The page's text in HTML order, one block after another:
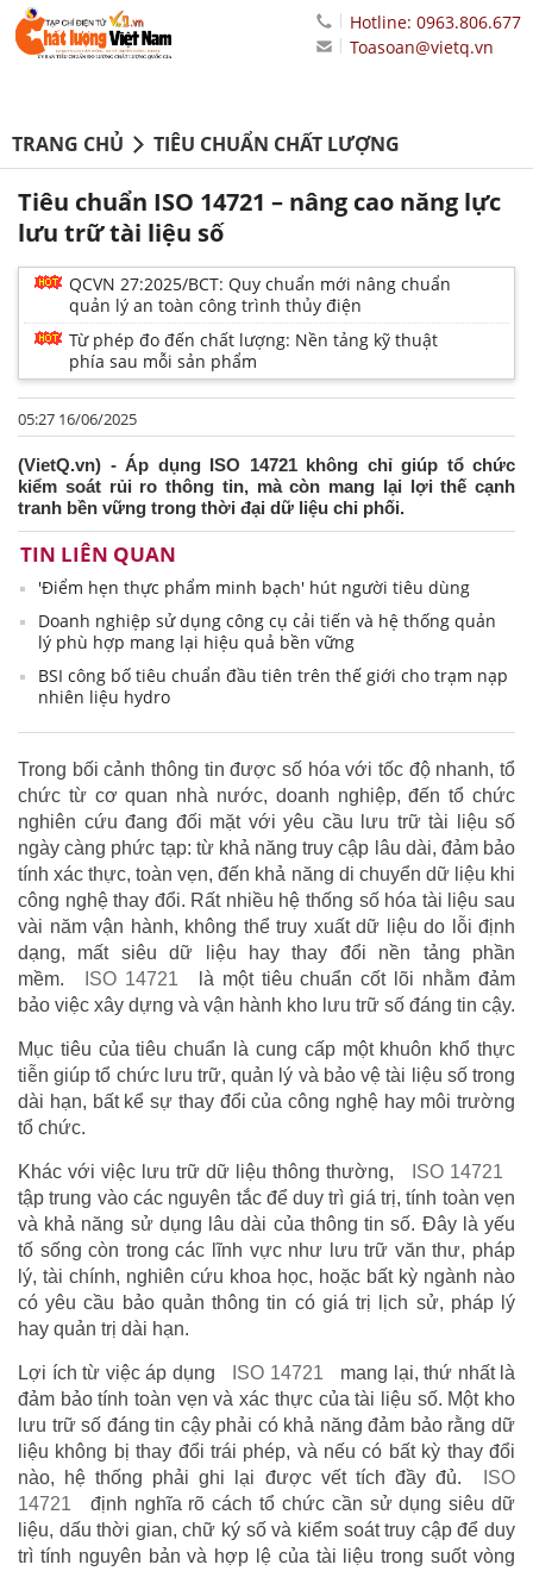
Hotline: 0963.806.677
Toasoan@vietq.vn
TRANG CHỦ TIÊU CHUẨN CHẤT LƯỢNG
Tiêu chuẩn ISO 14721 – nâng cao năng lực
lưu trữ tài liệu số
QCVN 27:2025/BCT: Quy chuẩn mới nâng chuẩn
quản lý an toàn công trình thủy điện
Từ phép đo đến chất lượng: Nền tảng kỹ thuật
phía sau mỗi sản phẩm
05:27 16/06/2025
(VietQ.vn) - Áp dụng ISO 14721 không chỉ giúp tổ chức
kiểm soát rủi ro thông tin, mà còn mang lại lợi thế cạnh
tranh bền vững trong thời đại dữ liệu chi phối.
TIN LIÊN QUAN
'Điểm hẹn thực phẩm minh bạch' hút người tiêu dùng
Doanh nghiệp sử dụng công cụ cải tiến và hệ thống quản
lý phù hợp mang lại hiệu quả bền vững
BSI công bố tiêu chuẩn đầu tiên trên thế giới cho trạm nạp
nhiên liệu hydro
Trong bối cảnh thông tin được số hóa với tốc độ nhanh, tổ
chức từ cơ quan nhà nước, doanh nghiệp, đến tổ chức
nghiên cứu đang đối mặt với yêu cầu lưu trữ tài liệu số
ngày càng phức tạp: từ khả năng truy cập lâu dài, đảm bảo
tính xác thực, toàn vẹn, đến khả năng di chuyển dữ liệu khi
công nghệ thay đổi. Rất nhiều hệ thống số hóa tài liệu sau
vài năm vận hành, không thể truy xuất dữ liệu do lỗi định
dạng, mất siêu dữ liệu hay thay đổi nền tảng phần
mềm.
ISO 14721
là một tiêu chuẩn cốt lõi nhằm đảm
bảo việc xây dựng và vận hành kho lưu trữ số đáng tin cậy.
Mục tiêu của tiêu chuẩn là cung cấp một khuôn khổ thực
tiễn giúp tổ chức lưu trữ, quản lý và bảo vệ tài liệu số trong
dài hạn, bất kể sự thay đổi của công nghệ hay môi trường
tổ chức.
Khác với việc lưu trữ dữ liệu thông thường,
ISO 14721
tập trung vào các nguyên tắc để duy trì giá trị, tính toàn vẹn
và khả năng sử dụng lâu dài của thông tin số. Đây là yếu
tố sống còn trong các lĩnh vực như lưu trữ văn thư, pháp
lý, tài chính, nghiên cứu khoa học, hoặc bất kỳ ngành nào
có yêu cầu bảo quản thông tin có giá trị lịch sử, pháp lý
hay quản trị dài hạn.
Lợi ích từ việc áp dụng ISO 14721
mang lại, thứ nhất là
đảm bảo tính toàn vẹn và xác thực của tài liệu số. Một kho
lưu trữ số đáng tin cậy phải có khả năng đảm bảo rằng dữ
liệu không bị thay đổi trái phép, và nếu có bất kỳ thay đổi
nào, hệ thống phải ghi lại được vết tích đầy đủ.
ISO
14721
định nghĩa rõ cách tổ chức cần sử dụng siêu dữ
liệu, dấu thời gian, chữ ký số và kiểm soát truy cập để duy
trì tính nguyên bản và hợp lệ của tài liệu trong suốt vòng